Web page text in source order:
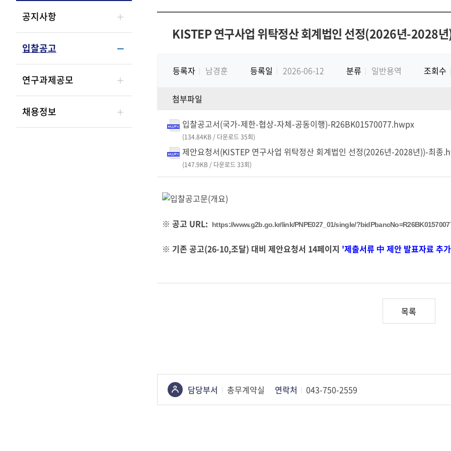
공지사항
입찰공고
연구과제공모
채용정보
KISTEP 연구사업 위탁정산 회계법인 선정(2026년-2028
등록자 남경훈 등록일 2026-06-12 분류 일반용역 조회수
첨부파일
입찰공고서(국가-제한-협상-자체-공동이행)-R26BK01570077.hwpx
(134.84KB / 다운로드 35회)
제안요청서(KISTEP 연구사업 위탁정산 회계법인 선정(2026년-2028년))-최종
(147.9KB / 다운로드 33회)
※ 공고 URL: https://www.g2b.go.kr/link/PNPE027_01/single/
※ 기존 공고(26-10,조달) 대비 제안요청서 14페이지 '제출서류 中 제안 발표자료 추
목록
콘텐츠
정보책임자
담당부서 총무계약실 연락처 043-750-2559